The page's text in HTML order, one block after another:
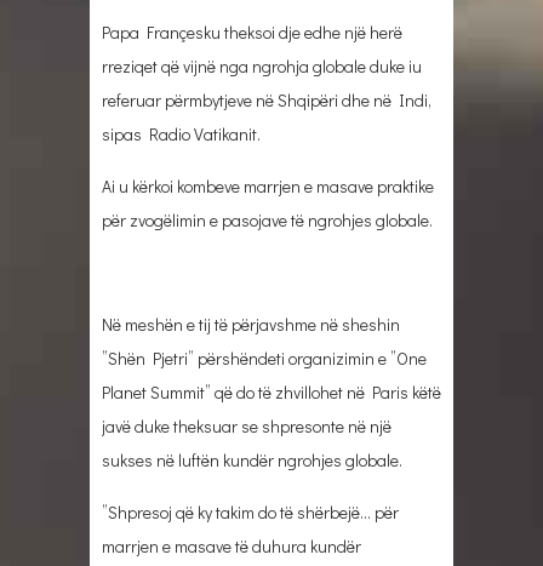
Papa Françesku theksoi dje edhe një herë
rreziqet që vijnë nga ngrohja globale duke iu
referuar përmbytjeve në Shqipëri dhe në Indi,
sipas Radio Vatikanit.
Ai u kërkoi kombeve marrjen e masave praktike
për zvogëlimin e pasojave të ngrohjes globale.
Në meshën e tij të përjavshme në sheshin
”Shën Pjetri” përshëndeti organizimin e ”One
Planet Summit” që do të zhvillohet në Paris këtë
javë duke theksuar se shpresonte në një
sukses në luftën kundër ngrohjes globale.
”Shpresoj që ky takim do të shërbejë… për
marrjen e masave të duhura kundër